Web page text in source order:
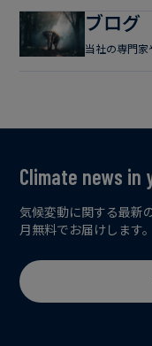
ブログ
当社の専門
Climate news in
気候変動に関する最新
月無料でお届けします。